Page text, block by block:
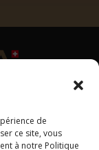
de
ce site, vous
à notre Politique